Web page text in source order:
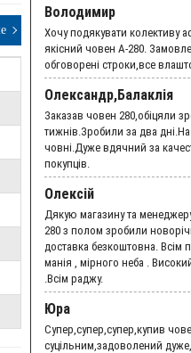
Володимир
Хочу подякувати колективу
якісний човен А-280.
обговорені строки,все
Олександр,Балаклія
Заказав човен 280,обіцяли
тижнів.Зробили за два
човні.Дуже вдячний за
покупців.
Олексій
Дякую магазину та
280 з полом зробили
доставка безкоштовна. Всім
манія , мірного неба .
.Всім раджу.
Юра
Супер,супер,супер,купив
суцільним,задоволений